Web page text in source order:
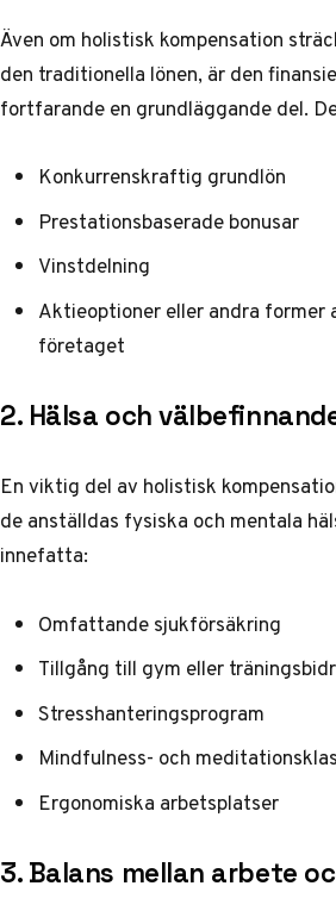
Även om holistisk kompensation
den traditionella lönen, är den
fortfarande en grundläggande del.
Konkurrenskraftig grundlön
Prestationsbaserade bonusar
Vinstdelning
Aktieoptioner eller andra former
företaget
2. Hälsa och
En viktig del av holistisk
de anställdas fysiska och mentala
innefatta:
Omfattande sjukförsäkring
Tillgång till gym eller
Stresshanteringsprogram
Mindfulness- och
Ergonomiska arbetsplatser
3. Balans mellan arbete